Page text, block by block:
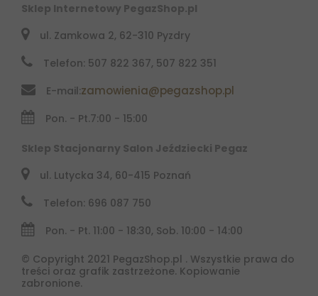
Sklep Internetowy PegazShop.pl
ul. Zamkowa 2, 62-310 Pyzdry
Telefon: 507 822 367, 507 822 351
E-mail:zamowienia@pegazshop.pl
Pon. - Pt.7:00 - 15:00
Sklep Stacjonarny Salon Jeździecki Pegaz
ul. Lutycka 34, 60-415 Poznań
Telefon: 696 087 750
Pon. - Pt. 11:00 - 18:30, Sob. 10:00 - 14:00
© Copyright 2021 PegazShop.pl . Wszystkie prawa do
treści oraz grafik zastrzeżone. Kopiowanie
zabronione.